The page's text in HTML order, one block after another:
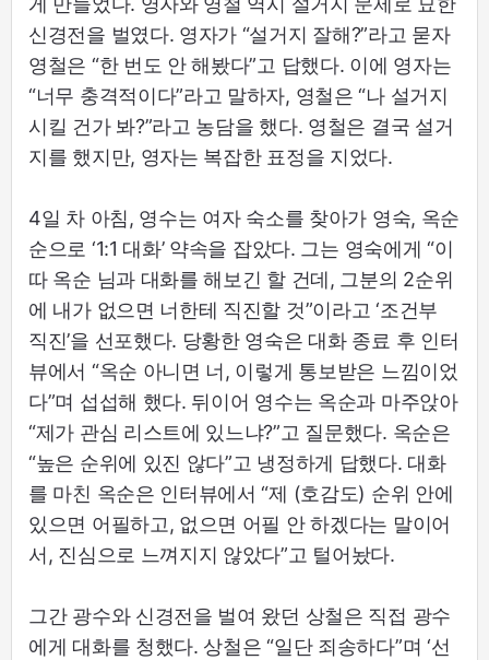
신경전을 벌였다. 영자가 “설거지 잘해?”라고 묻자
영철은 “한 번도 안 해봤다”고 답했다. 이에 영자는
“너무 충격적이다”라고 말하자, 영철은 “나 설거지
시킬 건가 봐?”라고 농담을 했다. 영철은 결국 설거
지를 했지만, 영자는 복잡한 표정을 지었다.
4일 차 아침, 영수는 여자 숙소를 찾아가 영숙, 옥순
순으로 ‘1:1 대화’ 약속을 잡았다. 그는 영숙에게 “이
따 옥순 님과 대화를 해보긴 할 건데, 그분의 2순위
에 내가 없으면 너한테 직진할 것”이라고 ‘조건부
직진’을 선포했다. 당황한 영숙은 대화 종료 후 인터
뷰에서 “옥순 아니면 너, 이렇게 통보받은 느낌이었
다”며 섭섭해 했다. 뒤이어 영수는 옥순과 마주앉아
“제가 관심 리스트에 있느냐?”고 질문했다. 옥순은
“높은 순위에 있진 않다”고 냉정하게 답했다. 대화
를 마친 옥순은 인터뷰에서 “제 (호감도) 순위 안에
있으면 어필하고, 없으면 어필 안 하겠다는 말이어
서, 진심으로 느껴지지 않았다”고 털어놨다.
그간 광수와 신경전을 벌여 왔던 상철은 직접 광수
에게 대화를 청했다. 상철은 “일단 죄송하다”며 ‘선